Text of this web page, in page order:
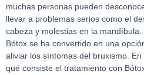
muchas personas pueden
llevar a problemas serios como el
cabeza y molestias en la
Bótox se ha convertido en una
aliviar los síntomas del bruxismo.
qué consiste el tratamiento con